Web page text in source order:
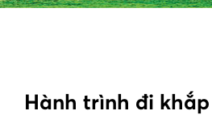
Hành trình đi